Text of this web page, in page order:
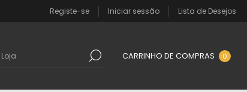
Registe-se Iniciar sessão Lista de Desejos
CARRINHO DE COMPRAS 0